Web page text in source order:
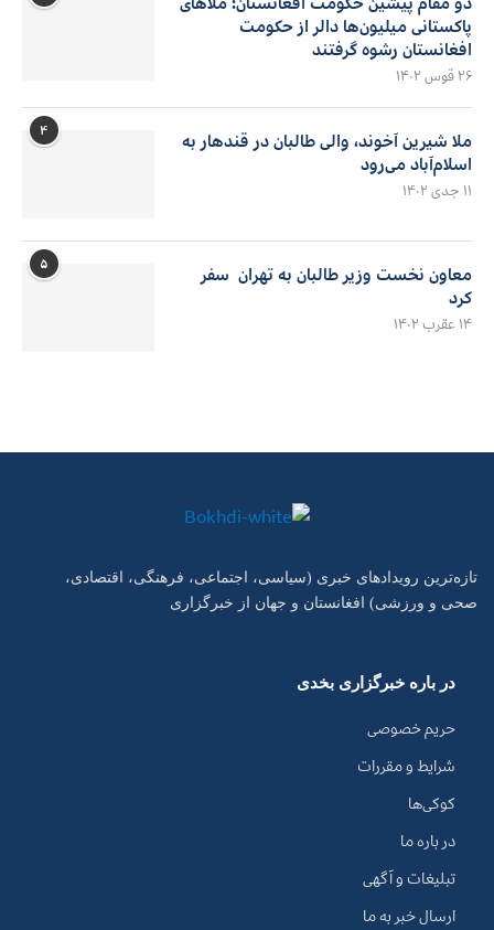
پاکستانی میلیون‌ها دالر از حکومت
افغانستان رشوه گرفتند
۲۶ قوس ۱۴۰۲
۴
ملا شیرین آخوند، والی طالبان در قندهار به
اسلام‌آباد می‌رود
۱۱ جدی ۱۴۰۲
۵
معاون نخست وزیر طالبان به تهران سفر
کرد
۱۴ عقرب ۱۴۰۲
تازه‌ترین رویدادهای خبری (سیاسی، اجتماعی، فرهنگی، اقتصادی،
صحی و ورزشی) افغانستان و جهان از خبرگزاری
در باره خبرگزاری بخدی
حریم خصوصی
شرایط و مقررات
کوکی‌ها
در باره ما
تبلیغات و آگهی
ارسال خبر به ما